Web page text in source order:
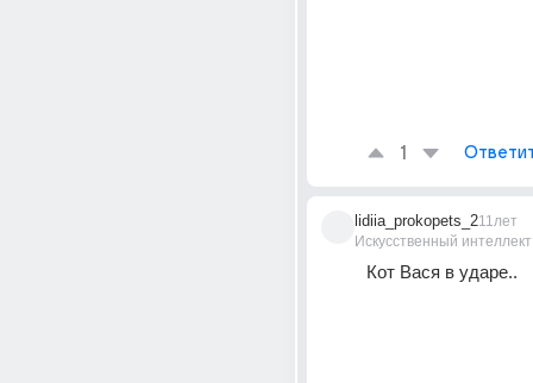
1
lidiia_prokopets_2
Искусственный интеллект
11лет
Кот Вася в ударе..